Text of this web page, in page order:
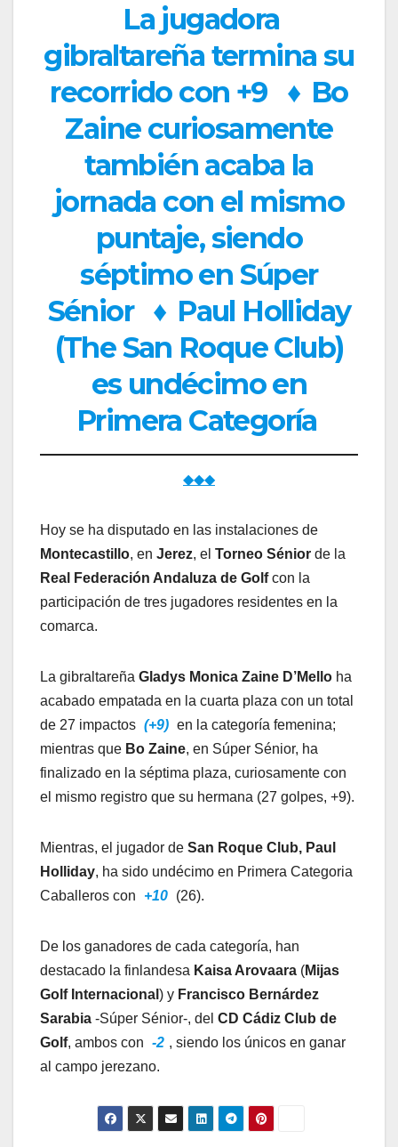
La jugadora
gibraltareña termina su
recorrido con +9 ♦ Bo
Zaine curiosamente
también acaba la
jornada con el mismo
puntaje, siendo
séptimo en Súper
Sénior ♦ Paul Holliday
(The San Roque Club)
es undécimo en
Primera Categoría
◆◆◆
Hoy se ha disputado en las instalaciones de
Montecastillo, en Jerez, el Torneo Sénior de la
Real Federación Andaluza de Golfcon la
participación de tres jugadores residentes en la
comarca.
La gibraltareña Gladys Monica Zaine D’Mello ha
acabado empatada en la cuarta plaza con un total
de 27 impactos (+9) en la categoría femenina;
mientras que Bo Zaine, en Súper Sénior, ha
finalizado en la séptima plaza, curiosamente con
el mismo registro que su hermana (27 golpes, +9).
Mientras, el jugador de San Roque Club, Paul
Holliday, ha sido undécimo en Primera Categoria
Caballeros con
+10 (26).
De los ganadores de cada categoría, han
destacado la finlandesa Kaisa Arovaara (Mijas
Golf Internacional ) y Francisco Bernárdez
Sarabia -Súper Sénior-, del CD Cádiz Club de
Golf, ambos con -2 , siendo los únicos en ganar
al campo jerezano.